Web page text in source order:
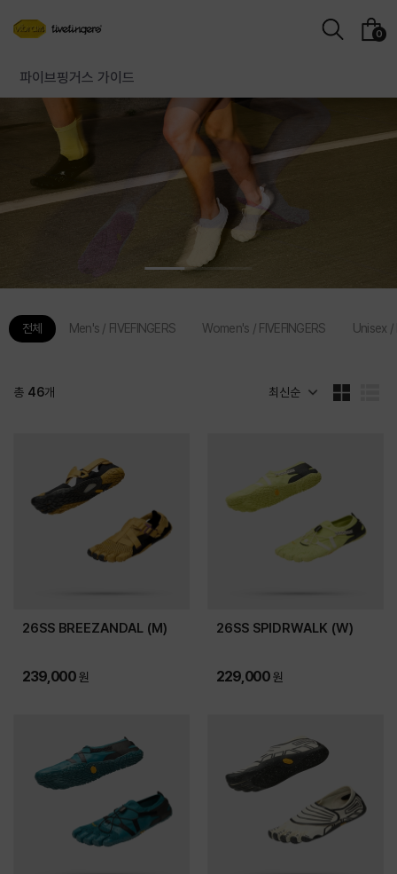
검
장
바
0
파이브핑거스 가이드
전체 Men's / FIVEFINGERS Women's / FIVEFINGERS Unisex /
총 46개 최신순
바
보
기
보
기
26SS BREEZANDAL (M)
239,000원
26SS SPIDRWALK (W)
229,000원